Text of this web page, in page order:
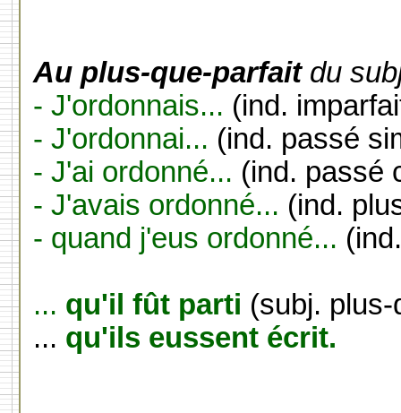
Au plus-que-parfaitdu
- J'ordonnais... (ind.
- J'ordonnai... (ind. passé
- J'ai ordonné... (ind. passé
- J'avais ordonné... (ind.
- quand j'eus ordonné...
... qu'il fût parti (subj.
... qu'ils eussent écrit.